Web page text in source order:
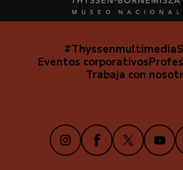
Navegación
secundaria
#Thyssenmultimedia
Eventos corporativos
Trabaja con
InstagramFacebook
X